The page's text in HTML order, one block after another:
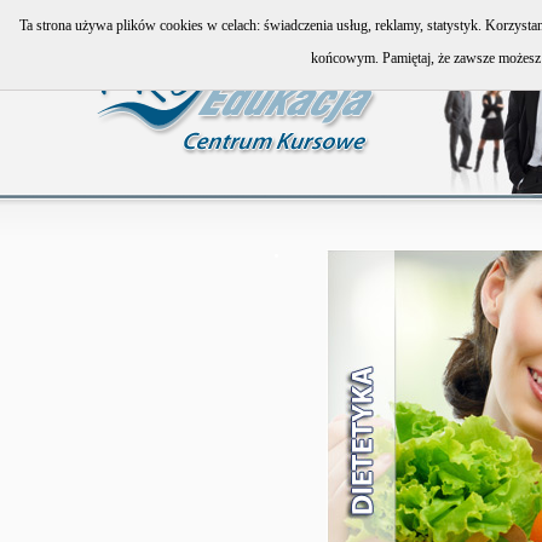
Ta strona używa plików cookies w celach: świadczenia usług, reklamy, statystyk.
końcowym. Pamiętaj, że zawsze